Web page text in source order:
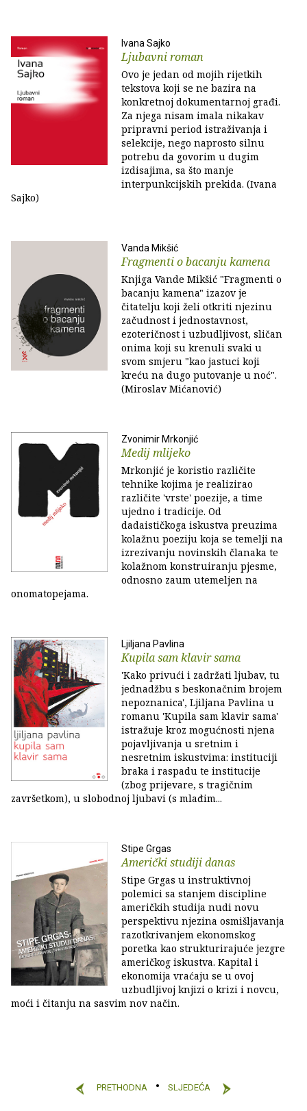
Ivana Sajko
Ljubavni roman
Ovo je jedan od mojih rijetkih
tekstova koji se ne bazira na
konkretnoj dokumentarnoj građi.
Za njega nisam imala nikakav
pripravni period istraživanja i
selekcije, nego naprosto silnu
potrebu da govorim u dugim
izdisajima, sa što manje
interpunkcijskih prekida. (Ivana
Sajko)
Vanda Mikšić
Fragmenti o bacanju kamena
Knjiga Vande Mikšić "Fragmenti o
bacanju kamena" izazov je
čitatelju koji želi otkriti njezinu
začudnost i jednostavnost,
ezoteričnost i uzbudljivost, sličan
onima koji su krenuli svaki u
svom smjeru "kao jastuci koji
kreću na dugo putovanje u noć".
(Miroslav Mićanović)
Zvonimir Mrkonjić
Medij mlijeko
Mrkonjić je koristio različite
tehnike kojima je realizirao
različite 'vrste' poezije, a time
ujedno i tradicije. Od
dadaističkoga iskustva preuzima
kolažnu poeziju koja se temelji na
izrezivanju novinskih članaka te
kolažnom konstruiranju pjesme,
odnosno zaum utemeljen na
onomatopejama.
Ljiljana Pavlina
Kupila sam klavir sama
'Kako privući i zadržati ljubav, tu
jednadžbu s beskonačnim brojem
nepoznanica', Ljiljana Pavlina u
romanu 'Kupila sam klavir sama'
istražuje kroz mogućnosti njena
pojavljivanja u sretnim i
nesretnim iskustvima: instituciji
braka i raspadu te institucije
(zbog prijevare, s tragičnim
završetkom), u slobodnoj ljubavi (s mlađim...
Stipe Grgas
Američki studiji danas
Stipe Grgas u instruktivnoj
polemici sa stanjem discipline
američkih studija nudi novu
perspektivu njezina osmišljavanja
razotkrivanjem ekonomskog
poretka kao strukturirajuće jezgre
američkog iskustva. Kapital i
ekonomija vraćaju se u ovoj
uzbudljivoj knjizi o krizi i novcu,
moći i čitanju na sasvim nov način.
PRETHODNA SLJEDEĆA